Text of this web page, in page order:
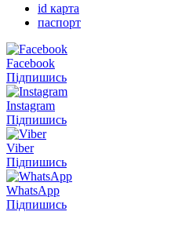
id карта
паспорт
Facebook
Підпишись
Instagram
Підпишись
Viber
Підпишись
WhatsApp
Підпишись